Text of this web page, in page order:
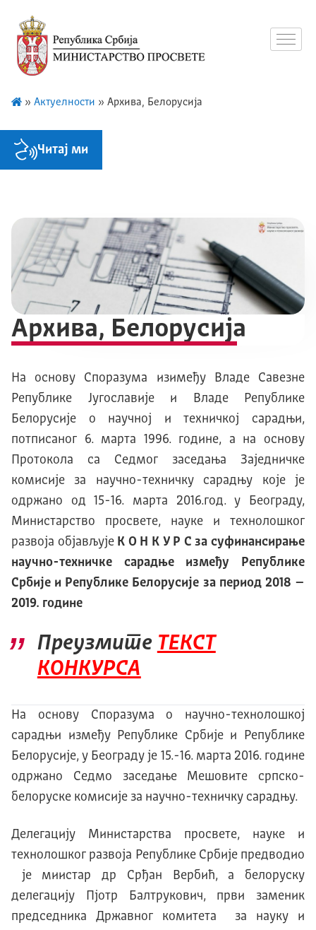
» Актуелности » Архива, Белорусија
Читај ми
Архива, Белорусија
На основу Споразума изимеђу Владе Савезне
Републике Југославије и Владе Републике
Белорусије о научној и техничкој сарадњи,
потписаног 6. марта 1996. године, а на основу
Протокола са Cедмог заседања Заједничке
комисије за научно-техничку сарадњу које је
одржано од 15-16. марта 2016.год. у Београду,
Министарство просвете, науке и технолошког
развоја објављује К О Н К У Р С за суфинансирање
научно-техничке сарадње између Републике
Србије и Републике Белорусије за период 2018 –
2019. године
Преузмите ТЕКСТ
КОНКУРСА
На основу Споразума о научно-технолошкој
сарадњи између Републике Србије и Републике
Белорусије, у Београду је 15.-16. марта 2016. године
одржано Седмо заседање Мешовите српско-
белоруске комисије за научно-техничку сарадњу.
Делегацију Министарства просвете, науке и
технолошког развоја Републике Србије предводио
је миистар др Срђан Вербић, а белоруску
делегацију Пјотр Балтрукович, први заменик
председника Државног комитета за науку и